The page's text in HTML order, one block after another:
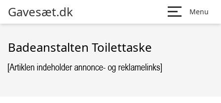
Gavesæt.dk Menu
Badeanstalten Toilettaske